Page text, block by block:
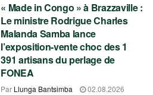
« Made in Congo » à Brazzaville :
Le ministre Rodrigue Charles
Malanda Samba lance
l’exposition-vente choc des 1
391 artisans du perlage de
FONEA
Par Llunga Bantsimba 02.08.2026